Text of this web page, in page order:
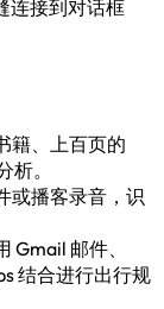
连接到对话框
籍、上百页的
。
或播客录音，识
Gmail 邮件、
结合进行出行规